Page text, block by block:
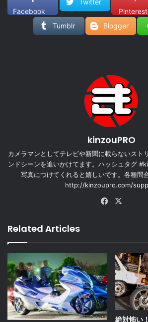
Facebook
Twitter
Pinterest
Tumblr Blogger
kinzouPRO
カメラマンとしてテレビや新聞に載らないスト
ンドシーンを追いかけてます。ハッシュタグ
写真につけてくれると嬉しいです。各種問
http://kinzoupro.com/
Facebook
Related Articles
絶対怖い